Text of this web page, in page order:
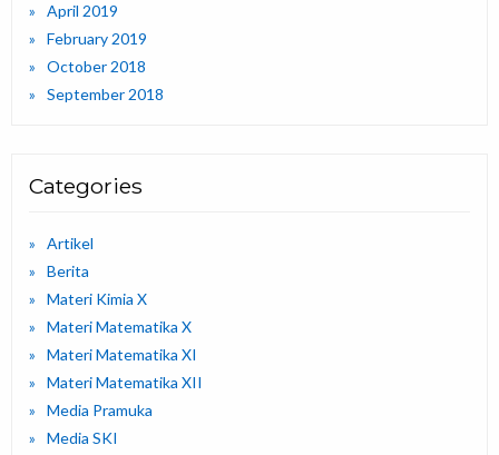
April 2019
February 2019
October 2018
September 2018
Categories
Artikel
Berita
Materi Kimia X
Materi Matematika X
Materi Matematika XI
Materi Matematika XII
Media Pramuka
Media SKI